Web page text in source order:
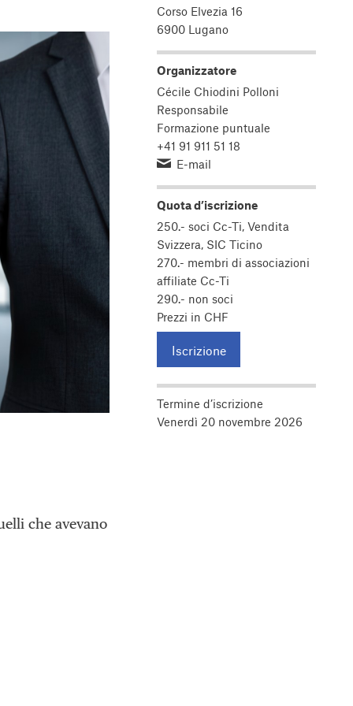
che avevano
Corso Elvezia 16
6900 Lugano
Organizzatore
Cécile Chiodini Polloni
Responsabile
Formazione puntuale
+41 91 911 51 18
E-mail
Quota d’iscrizione
250.- soci Cc-Ti, Vendita
Svizzera, SIC Ticino
270.- membri di associazioni
affiliate Cc-Ti
290.- non soci
Prezzi in CHF
Iscrizione
Termine d’iscrizione
Venerdì 20 novembre 2026